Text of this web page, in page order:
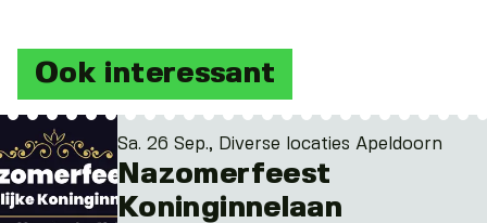
Ook interessant
Sa. 26 Sep., Diverse locaties Apeldoorn
Nazomerfeest
Koninginnelaan